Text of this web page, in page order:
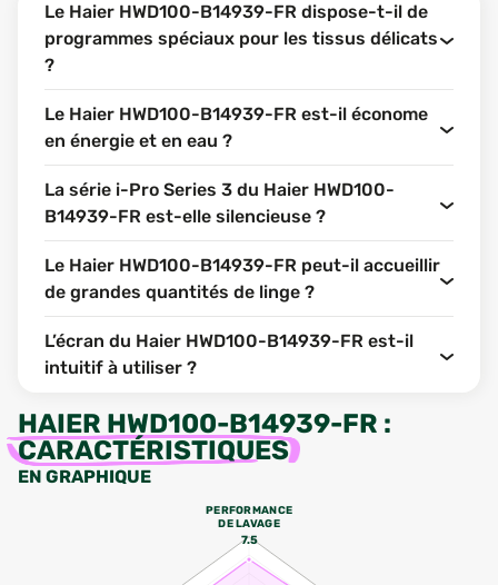
Le Haier HWD100-B14939-FR dispose-t-il de
programmes spéciaux pour les tissus délicats
?
Le Haier HWD100-B14939-FR est-il économe
en énergie et en eau ?
La série i-Pro Series 3 du Haier HWD100-
B14939-FR est-elle silencieuse ?
Le Haier HWD100-B14939-FR peut-il accueillir
de grandes quantités de linge ?
L’écran du Haier HWD100-B14939-FR est-il
intuitif à utiliser ?
HAIER HWD100-B14939-FR :
CARACTÉRISTIQUES
EN GRAPHIQUE
PERFORMANCE
DE LAVAGE
7.5